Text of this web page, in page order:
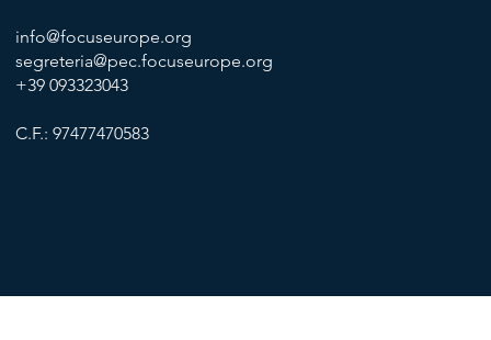
info@focuseurope.org
segreteria@pec.focuseurope.org
+39 093323043
C.F.: 97477470583